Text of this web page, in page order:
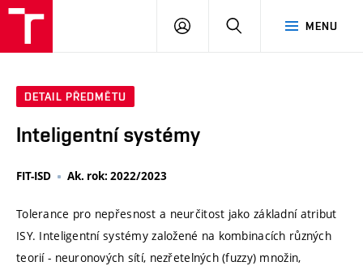
MENU
PŘIHLÁSIT
DETAIL PŘEDMĚTU
Inteligentní systémy
FIT-ISD Ak. rok: 2022/2023
Tolerance pro nepřesnost a neurčitost jako základní atribut
ISY. Inteligentní systémy založené na kombinacích různých
teorií - neuronových sítí, nezřetelných (fuzzy) množin,